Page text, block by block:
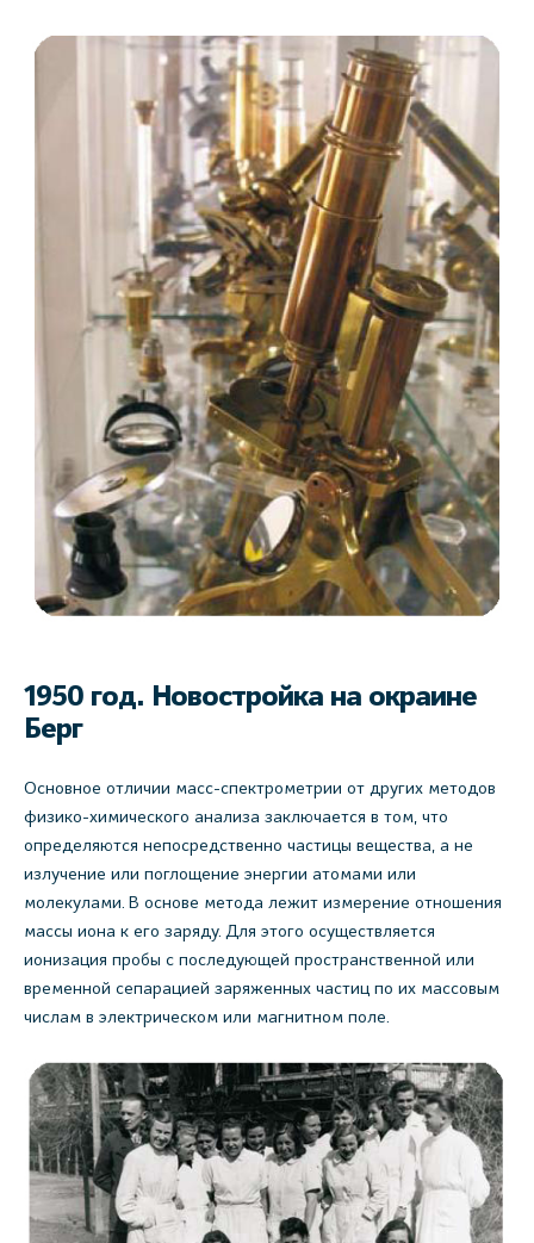
1950 год. Новостройка на окраине
Берг
Основное отличии масс-спектрометрии от других методов
физико-химического анализа заключается в том, что
определяются непосредственно частицы вещества, а не
излучение или поглощение энергии атомами или
молекулами. В основе метода лежит измерение отношения
массы иона к его заряду. Для этого осуществляется
ионизация пробы с последующей пространственной или
временной сепарацией заряженных частиц по их массовым
числам в электрическом или магнитном поле.